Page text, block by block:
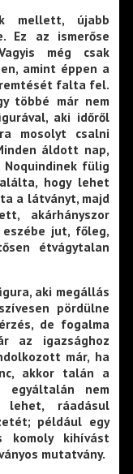
mellett, újabb
Ez az ismerőse
még csak
amint éppen a
falta fel.
többé már nem
aki időről
mosolyt csalni
áldott nap,
fülig
hogy lehet
a látványt, majd
akárhányszor
jut, főleg,
étvágytalan
aki megállás
pördülne
de fogalma
az igazsághoz
már, ha
akkor talán a
nem
lehet, ráadásul
például egy
komoly kihívást
mutatvány.